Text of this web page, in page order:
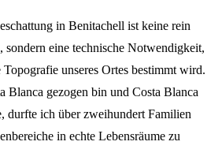
in Benitachell ist keine rein
sondern eine technische Notwendigkeit,
unseres Ortes bestimmt wird.
Blanca gezogen bin und Costa Blanca
durfte ich über zweihundert Familien
in echte Lebensräume zu